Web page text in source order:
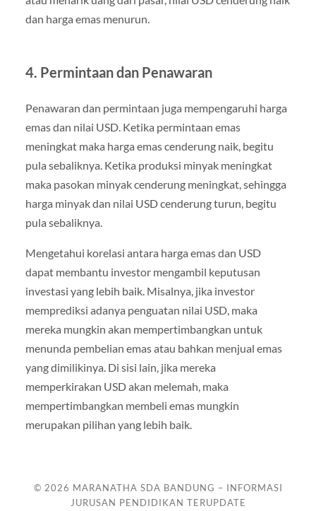
dan harga emas menurun.
4. Permintaan dan Penawaran
Penawaran dan permintaan juga mempengaruhi harga
emas dan nilai USD. Ketika permintaan emas
meningkat maka harga emas cenderung naik, begitu
pula sebaliknya. Ketika produksi minyak meningkat
maka pasokan minyak cenderung meningkat, sehingga
harga minyak dan nilai USD cenderung turun, begitu
pula sebaliknya.
Mengetahui korelasi antara harga emas dan USD
dapat membantu investor mengambil keputusan
investasi yang lebih baik. Misalnya, jika investor
memprediksi adanya penguatan nilai USD, maka
mereka mungkin akan mempertimbangkan untuk
menunda pembelian emas atau bahkan menjual emas
yang dimilikinya. Di sisi lain, jika mereka
memperkirakan USD akan melemah, maka
mempertimbangkan membeli emas mungkin
merupakan pilihan yang lebih baik.
© 2026 MARANATHA SDA BANDUNG – INFORMASI
JURUSAN PENDIDIKAN TERUPDATE